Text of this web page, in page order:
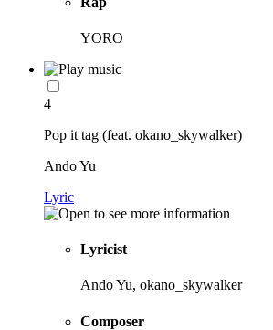
YORO
4
Pop it tag (feat. okano_skywalker)
Ando Yu
Lyric
Lyricist
Ando Yu, okano_skywalker
Composer